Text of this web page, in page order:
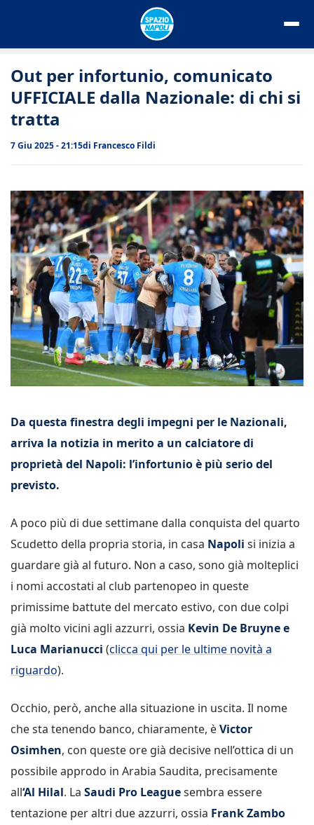
Out per infortunio, comunicato
UFFICIALE dalla Nazionale: di chi si
tratta
7 Giu 2025 - 21:15di Francesco Fildi
Da questa finestra degli impegni per le Nazionali,
arriva la notizia in merito a un calciatore di
proprietà del Napoli: l’infortunio è più serio del
previsto.
A poco più di due settimane dalla conquista del quarto
Scudetto della propria storia, in casa Napoli si inizia a
guardare già al futuro. Non a caso, sono già molteplici
i nomi accostati al club partenopeo in queste
primissime battute del mercato estivo, con due colpi
già molto vicini agli azzurri, ossia Kevin De Bruyne e
Luca Marianucci (clicca qui per le ultime novità a
riguardo).
Occhio, però, anche alla situazione in uscita. Il nome
che sta tenendo banco, chiaramente, èVictor
Osimhen, con queste ore già decisive nell’ottica di un
possibile approdo in Arabia Saudita, precisamente
all‘Al Hilal. La Saudi Pro Leaguesembra essere
tentazione per altri due azzurri, ossia Frank Zambo